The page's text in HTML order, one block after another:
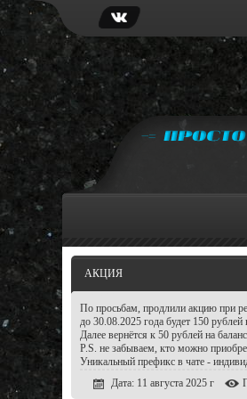
АКЦИЯ
По просьбам, продлили акцию при
до 30.08.2025 года будет 150 рублей
Далее вернётся к 50 рублей на
P.S. не забываем, кто можно
Уникальный префикс в чате -
Дата: 11 августа 2025 г